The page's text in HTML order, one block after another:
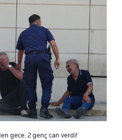
gece: 2 genç can verdi!